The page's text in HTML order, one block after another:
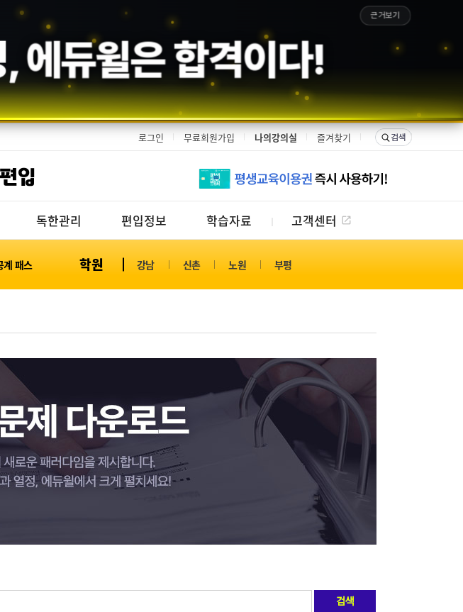
,에듀윌은 합격이다!
근거보기
로그인 무료회원가입 나의강의실 즐겨찾기
입
독한관리 편입정보 학습자료 고객센터
계 패스 학원 강남 신촌 노원 부평